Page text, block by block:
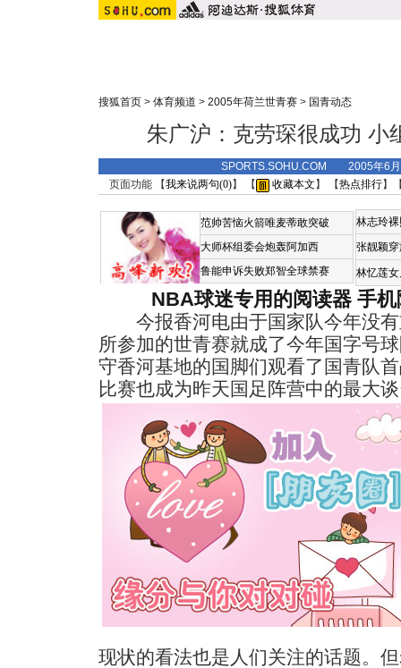
搜狐首页 > 体育频道 > 2005年荷兰世青赛 > 国青动态
朱广沪：克劳琛很成功 小
SPORTS.SOHU.COM 2005年6
页面功能 【我来说两句(0)】 【 收藏本文 】 【热点排行】
范帅苦恼火箭唯麦蒂敢突破
大师杯组委会炮轰阿加西
鲁能申诉失败郑智全球禁赛
林志玲
张靓颖
林忆莲
NBA球迷专用的阅读器 手
今报香河电由于国家队今年没有
所参加的世青赛就成了今年国字号
守香河基地的国脚们观看了国青队
比赛也成为昨天国足阵营中的最大
现状的看法也是人们关注的话题。